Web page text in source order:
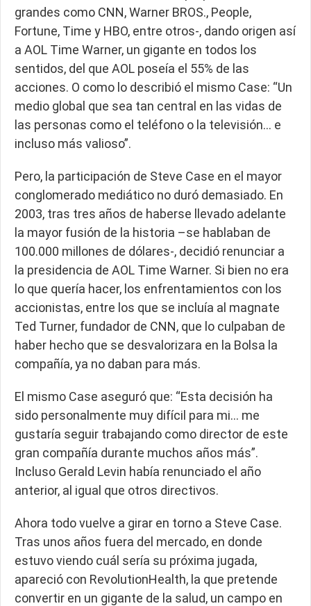
grandes como CNN, Warner BROS., People,
Fortune, Time y HBO, entre otros-, dando origen así
a AOL Time Warner, un gigante en todos los
sentidos, del que AOL poseía el 55% de las
acciones. O como lo describió el mismo Case: “Un
medio global que sea tan central en las vidas de
las personas como el teléfono o la televisión… e
incluso más valioso”.
Pero, la participación de Steve Case en el mayor
conglomerado mediático no duró demasiado. En
2003, tras tres años de haberse llevado adelante
la mayor fusión de la historia –se hablaban de
100.000 millones de dólares-, decidió renunciar a
la presidencia de AOL Time Warner. Si bien no era
lo que quería hacer, los enfrentamientos con los
accionistas, entre los que se incluía al magnate
Ted Turner, fundador de CNN, que lo culpaban de
haber hecho que se desvalorizara en la Bolsa la
compañía, ya no daban para más.
El mismo Case aseguró que: “Esta decisión ha
sido personalmente muy difícil para mi… me
gustaría seguir trabajando como director de este
gran compañía durante muchos años más”.
Incluso Gerald Levin había renunciado el año
anterior, al igual que otros directivos.
Ahora todo vuelve a girar en torno a Steve Case.
Tras unos años fuera del mercado, en donde
estuvo viendo cuál sería su próxima jugada,
apareció con RevolutionHealth, la que pretende
convertir en un gigante de la salud, un campo en